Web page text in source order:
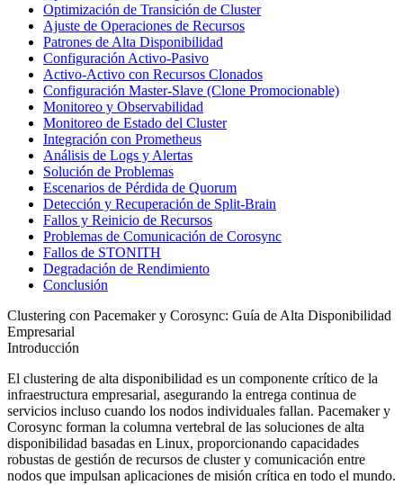
Optimización de Transición de Cluster
Ajuste de Operaciones de Recursos
Patrones de Alta Disponibilidad
Configuración Activo-Pasivo
Activo-Activo con Recursos Clonados
Configuración Master-Slave (Clone Promocionable)
Monitoreo y Observabilidad
Monitoreo de Estado del Cluster
Integración con Prometheus
Análisis de Logs y Alertas
Solución de Problemas
Escenarios de Pérdida de Quorum
Detección y Recuperación de Split-Brain
Fallos y Reinicio de Recursos
Problemas de Comunicación de Corosync
Fallos de STONITH
Degradación de Rendimiento
Conclusión
Clustering con Pacemaker y Corosync: Guía de Alta Disponibilidad
Empresarial
Introducción
El clustering de alta disponibilidad es un componente crítico de la
infraestructura empresarial, asegurando la entrega continua de
servicios incluso cuando los nodos individuales fallan. Pacemaker y
Corosync forman la columna vertebral de las soluciones de alta
disponibilidad basadas en Linux, proporcionando capacidades
robustas de gestión de recursos de cluster y comunicación entre
nodos que impulsan aplicaciones de misión crítica en todo el mundo.